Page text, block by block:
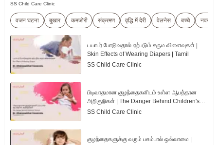
SS Child Care Clinic
वजन घटना बुखार कमजोरी संक्रमण वृद्धि में देरी वेलनेस बच्चे नवजात
டயாபர் போடுவதால் ஏற்படும் சரும விளைவுகள் |
Skin Effects of Wearing Diapers | Tamil
SS Child Care Clinic
பிடிவாதமான குழந்தைகளிடம் உள்ள ஆபத்தான
அறிகுறிகள் | The Danger Behind Children's
Tantrum | Tamil
SS Child Care Clinic
குழந்தைகளுக்கு வரும் பசும்பால் ஒவ்வாமை |